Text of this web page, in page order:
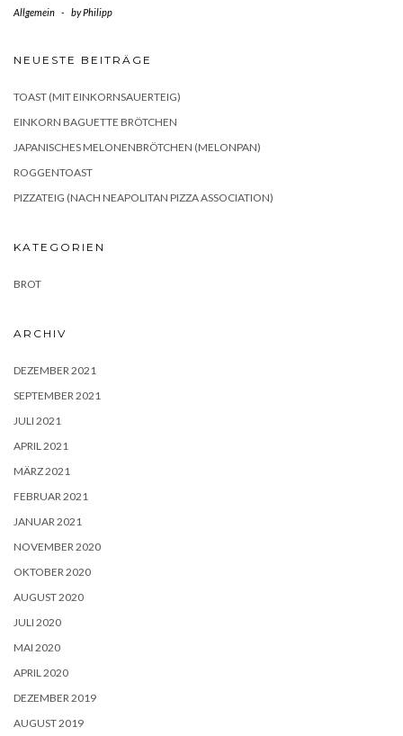
Allgemein - byPhilipp
NEUESTE BEITRÄGE
TOAST (MIT EINKORNSAUERTEIG)
EINKORN BAGUETTE BRÖTCHEN
JAPANISCHES MELONENBRÖTCHEN (MELONPAN)
ROGGENTOAST
PIZZATEIG (NACH NEAPOLITAN PIZZA ASSOCIATION)
KATEGORIEN
BROT
ARCHIV
DEZEMBER 2021
SEPTEMBER 2021
JULI 2021
APRIL 2021
MÄRZ 2021
FEBRUAR 2021
JANUAR 2021
NOVEMBER 2020
OKTOBER 2020
AUGUST 2020
JULI 2020
MAI 2020
APRIL 2020
DEZEMBER 2019
AUGUST 2019